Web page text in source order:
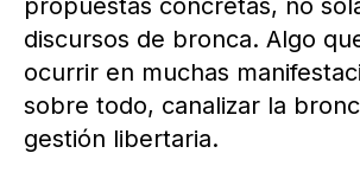
propuestas concretas, no
discursos de bronca. Algo
ocurrir en muchas
sobre todo, canalizar la
gestión libertaria.